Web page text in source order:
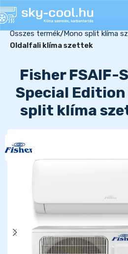
Összes termék Mono split klíma
Oldalfali klíma szettek
Fisher FSAIF-
Special
split klíma